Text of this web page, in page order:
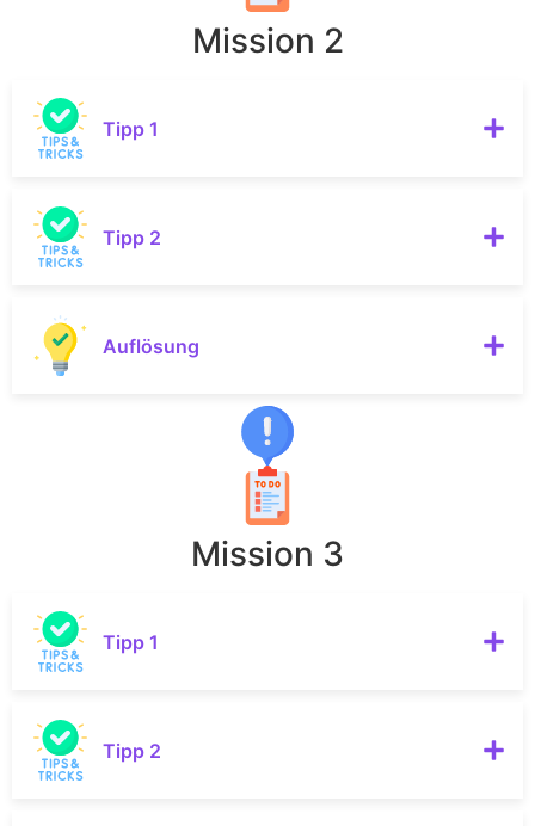
Mission 2
Tipp 1
Tipp 2
Auflösung
Mission 3
Tipp 1
Tipp 2